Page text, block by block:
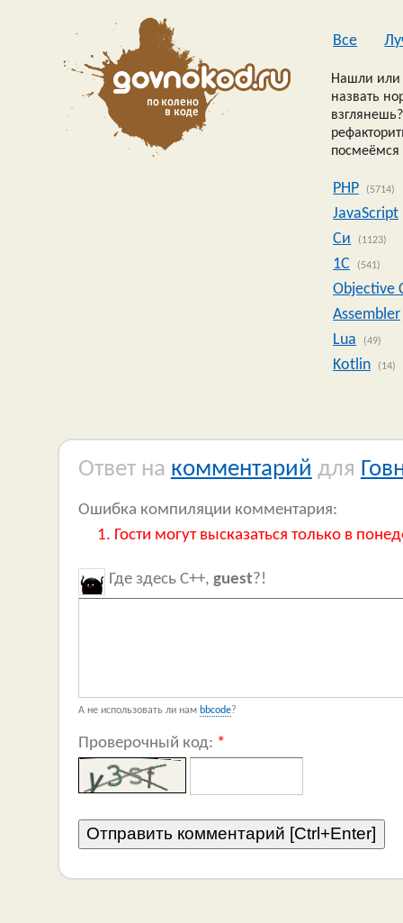
Все
Нашли или
назвать
посмеёмся
PHP (5714)
JavaScript
Си
(1123)
1C (541)
Objective
Assembler
Lua
(49)
Kotlin (14)
Ответ на комментарий для
Ошибка компиляции комментария:
Гости могут высказаться только в
Где здесь C++, guest?!
А не использовать ли нам bbcode?
Проверочный код: *